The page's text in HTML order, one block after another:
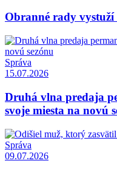
Obranné rady
Správa
15.07.2026
Druhá vlna predaja
svoje miesta na novú
Správa
09.07.2026